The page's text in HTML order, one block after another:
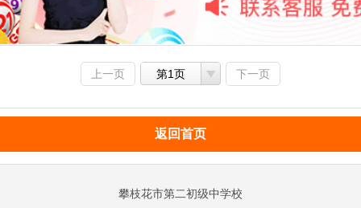
上一页 第1页 下一页
返回首页
攀枝花市第二初级中学校